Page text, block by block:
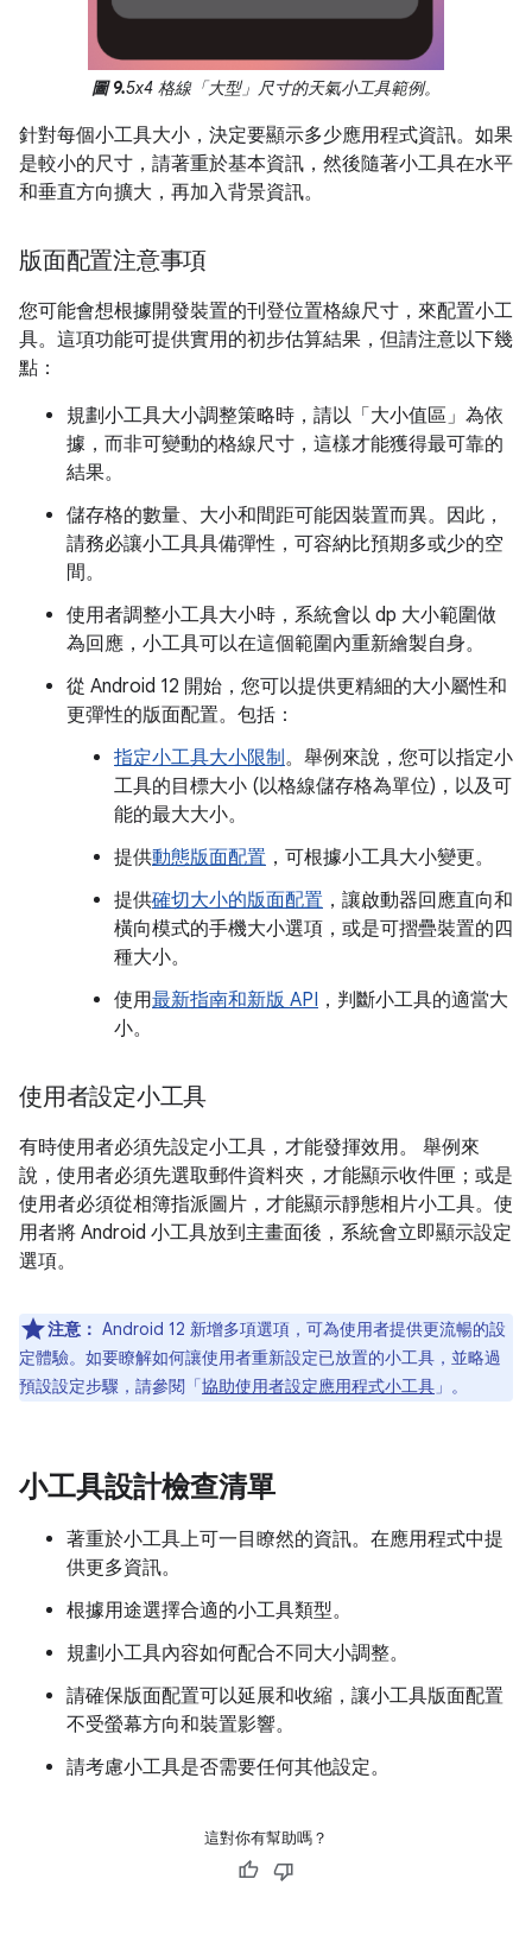
圖 9.5x4 格線「大型」尺寸的天氣小工具範例。
針對每個小工具大小，決定要顯示多少應用程式資訊。如果
是較小的尺寸，請著重於基本資訊，然後隨著小工具在水平
和垂直方向擴大，再加入背景資訊。
版面配置注意事項
您可能會想根據開發裝置的刊登位置格線尺寸，來配置小工
具。這項功能可提供實用的初步估算結果，但請注意以下幾
點：
規劃小工具大小調整策略時，請以「大小值區」為依
據，而非可變動的格線尺寸，這樣才能獲得最可靠的
結果。
儲存格的數量、大小和間距可能因裝置而異。因此，
請務必讓小工具具備彈性，可容納比預期多或少的空
間。
使用者調整小工具大小時，系統會以 dp 大小範圍做
為回應，小工具可以在這個範圍內重新繪製自身。
從 Android 12 開始，您可以提供更精細的大小屬性和
更彈性的版面配置。包括：
指定小工具大小限制。舉例來說，您可以指定小
工具的目標大小 (以格線儲存格為單位)，以及可
能的最大大小。
提供動態版面配置 ，可根據小工具大小變更。
提供確切大小的版面配置 ，讓啟動器回應直向和
橫向模式的手機大小選項，或是可摺疊裝置的四
種大小。
使用最新指南和新版 API ，判斷小工具的適當大
小。
使用者設定小工具
有時使用者必須先設定小工具，才能發揮效用。 舉例來
說，使用者必須先選取郵件資料夾，才能顯示收件匣；或是
使用者必須從相簿指派圖片，才能顯示靜態相片小工具。使
用者將 Android 小工具放到主畫面後，系統會立即顯示設定
選項。
注意： Android 12 新增多項選項，可為使用者提供更流暢的設
定體驗。如要瞭解如何讓使用者重新設定已放置的小工具，並略過
預設設定步驟，請參閱「協助使用者設定應用程式小工具 」。
小工具設計檢查清單
著重於小工具上可一目瞭然的資訊。在應用程式中提
供更多資訊。
根據用途選擇合適的小工具類型。
規劃小工具內容如何配合不同大小調整。
請確保版面配置可以延展和收縮，讓小工具版面配置
不受螢幕方向和裝置影響。
請考慮小工具是否需要任何其他設定。
這對你有幫助嗎？